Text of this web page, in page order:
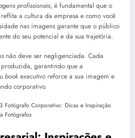
profissionais, é fundamental que o
a cultura da empresa e como você
nas imagens garante que o público
do seu potencial e da sua trajetória.
não deve ser negligenciada. Cada
garantindo que a
book executivo reforce a sua imagem e
corporativo.